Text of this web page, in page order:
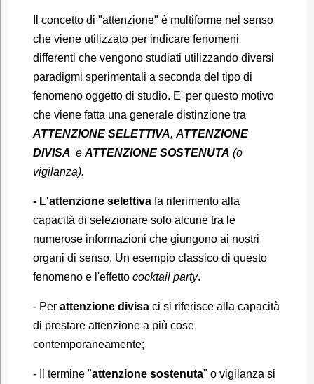
Il concetto di "attenzione" è multiforme nel senso
che viene utilizzato per indicare fenomeni
differenti che vengono studiati utilizzando diversi
paradigmi sperimentali a seconda del tipo di
fenomeno oggetto di studio. E' per questo motivo
che viene fatta una generale distinzione tra
ATTENZIONE SELETTIVA, ATTENZIONE
DIVISA e ATTENZIONE SOSTENUTA (o
vigilanza).
- L'attenzione selettivafa riferimento alla
capacità di selezionare solo alcune tra le
numerose informazioni che giungono ai nostri
organi di senso. Un esempio classico di questo
fenomeno e l'effetto cocktail party.
- Per attenzione divisaci si riferisce alla capacità
di prestare attenzione a più cose
contemporaneamente;
- Il termine "attenzione sostenuta" o vigilanza si